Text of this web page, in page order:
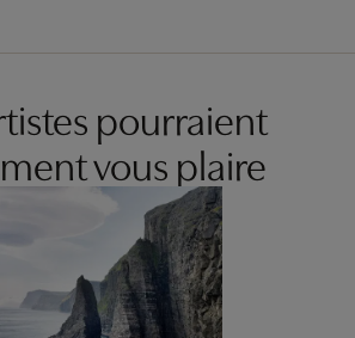
pourraient
vous plaire